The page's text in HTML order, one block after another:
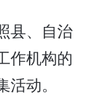
县、自治
作机构的
动。